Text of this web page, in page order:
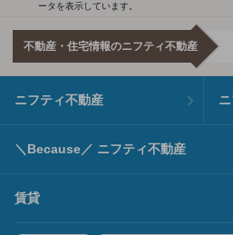
ータを表示しています。
不動産・住宅情報のニフティ不動産
ニフティ不動産
＼Because／ ニフティ不動産
賃貸